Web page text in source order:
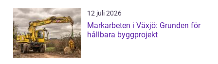
12 juli 2026
Markarbeten i Växjö: Grunden för
hållbara byggprojekt